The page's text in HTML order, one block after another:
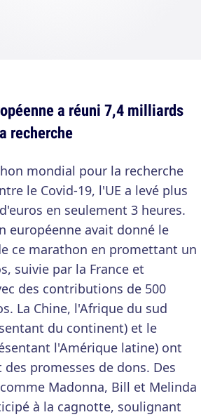
a réuni 7,4 milliards
recherche
mondial pour la recherche
le Covid-19, l'UE a levé plus
en seulement 3 heures.
européenne avait donné le
ce marathon en promettant un
suivie par la France et
des contributions de 500
La Chine, l'Afrique du sud
du continent) et le
l'Amérique latine) ont
promesses de dons. Des
Madonna, Bill et Melinda
à la cagnotte, soulignant